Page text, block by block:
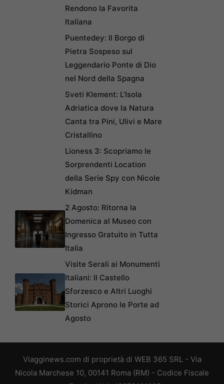
Rendono la Favorita
Italiana
Puentedey: Il Borgo di
Pietra Sospeso sul
Leggendario Ponte di Dio
nel Nord della Spagna
Sveti Klement: L’Isola
Adriatica dove la Natura
Canta tra Pini, Ulivi e Mare
Cristallino
Lioness 3: Scopriamo le
Sorprendenti Location
della Serie Spy con Nicole
Kidman
2 Agosto: Ritorna la
Domenica al Museo con
Ingresso Gratuito in Tutta
Italia
Visite Serali ai Monumenti
Italiani: Il Castello
Sforzesco e Altri Luoghi
Storici Aprono le Porte ad
Agosto
Viagginews.com di proprietà di WEB 365 SRL - Via
Nicola Marchese 10, 00141 Roma (RM) - Codice Fiscale